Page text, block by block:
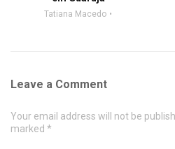
Tatiana Macedo
Leave a Comment
Your email address will not be
marked *